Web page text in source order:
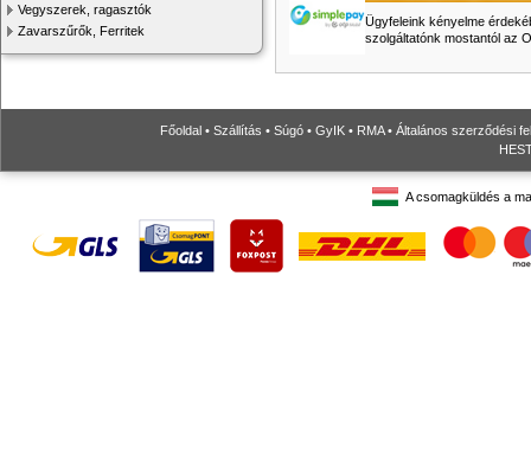
Vegyszerek, ragasztók
Zavarszűrők, Ferritek
Ügyfeleink kényelme
szolgáltatónk mostantól az
Főoldal • Szállítás • Súgó • GyIK • RMA• Általános szerződési
A csomagküldés a